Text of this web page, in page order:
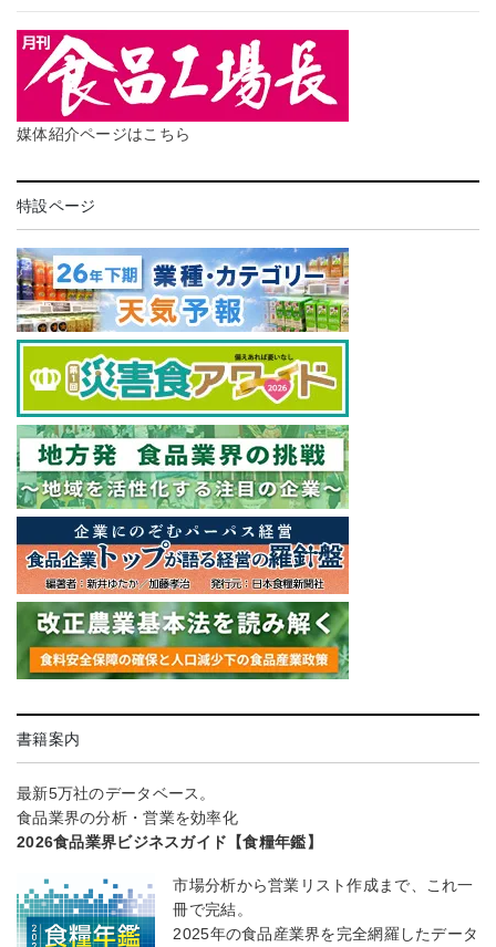
媒体紹介ページはこちら
特設ページ
書籍案内
最新5万社のデータベース。
食品業界の分析・営業を効率化
2026食品業界ビジネスガイド【食糧年鑑】
市場分析から営業リスト作成まで、これ一
冊で完結。
2025年の食品産業界を完全網羅したデータ